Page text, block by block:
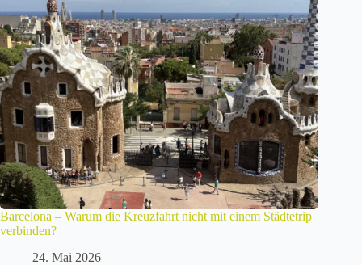
Barcelona – Warum die Kreuzfahrt nicht mit einem Städtetrip
verbinden?
24. Mai 2026